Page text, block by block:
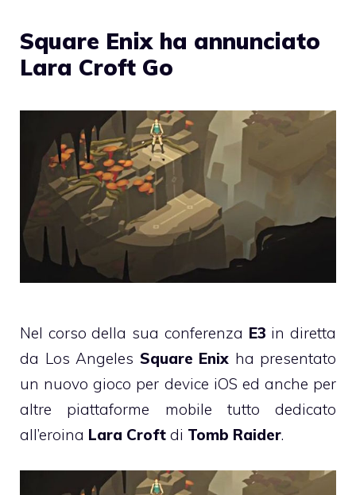
Square Enix ha annunciato
Lara Croft Go
Nel corso della sua conferenza E3 in diretta
da Los Angeles Square Enix ha presentato
un nuovo gioco per device iOS ed anche per
altre piattaforme mobile tutto dedicato
all’eroina Lara Croft di Tomb Raider.